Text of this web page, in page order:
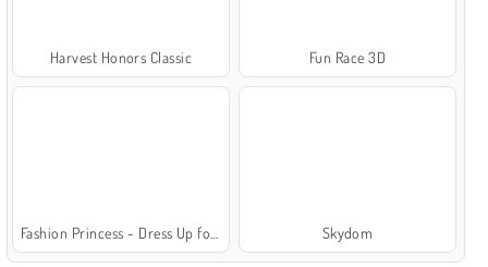
Harvest Honors Classic Fun Race 3D
Fashion Princess - Dress Up for Girls Skydom